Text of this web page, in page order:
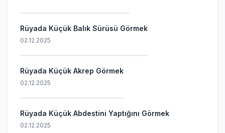
Rüyada Küçük Balık Sürüsü Görmek
02.12.2025
Rüyada Küçük Akrep Görmek
02.12.2025
Rüyada Küçük Abdestini Yaptığını Görmek
02.12.2025